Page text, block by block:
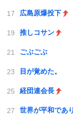
広島原爆投下
推しコサン
ごぶごぶ
目が覚めた。
経団連会長